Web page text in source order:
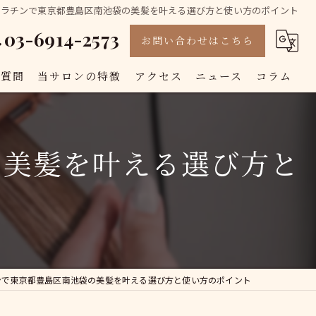
チンで東京都豊島区南池袋の美髪を叶える選び方と使い方のポイント
03-6914-2573 お問い合わせはこちら
問 当サロンの特徴
カラー
白髪染め
トリートメント
縮毛矯正
アクセス ニュース コラム
髪を叶える選び方と
東京都豊島区南池袋の美髪を叶える選び方と使い方のポイント